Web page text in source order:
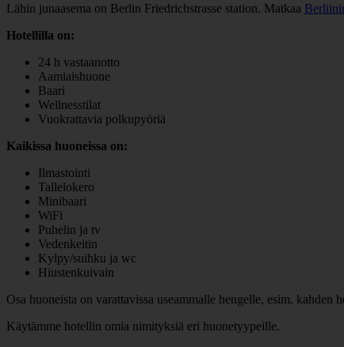
Lähin junaasema on Berlin Friedrichstrasse station. Matkaa
Hotellilla on:
24 h vastaanotto
Aamiaishuone
Baari
Wellnesstilat
Vuokrattavia polkupyöriä
Kaikissa huoneissa on:
Ilmastointi
Tallelokero
Minibaari
WiFi
Puhelin ja tv
Vedenkeitin
Kylpy/suihku ja wc
Hiustenkuivain
Osa huoneista on varattavissa useammalle hengelle, esim.
Käytämme hotellin omia nimityksiä eri huonetyypeille.